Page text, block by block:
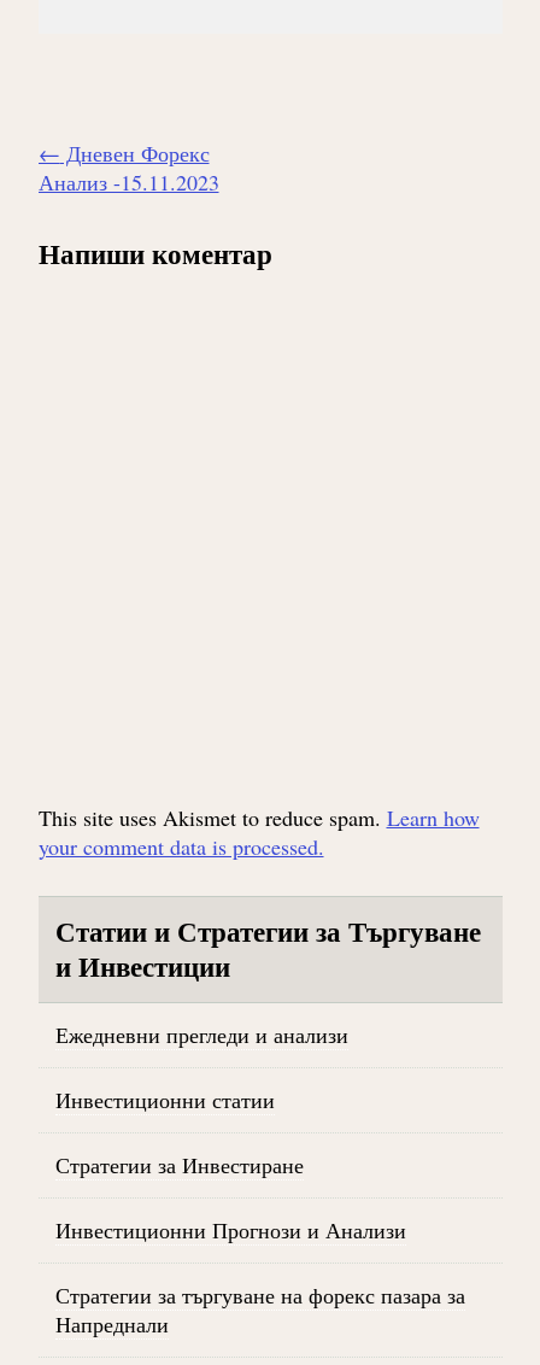
Навигиране
на
← Дневен Форекс
Анализ -15.11.2023
Напиши коментар
This site uses Akismet to reduce spam. Learn how
your comment data is processed.
Статии и Стратегии за Търгуване
и Инвестиции
Ежедневни прегледи и анализи
Инвестиционни статии
Стратегии за Инвестиране
Инвестиционни Прогнози и Анализи
Стратегии за търгуване на форекс пазара за
Напреднали